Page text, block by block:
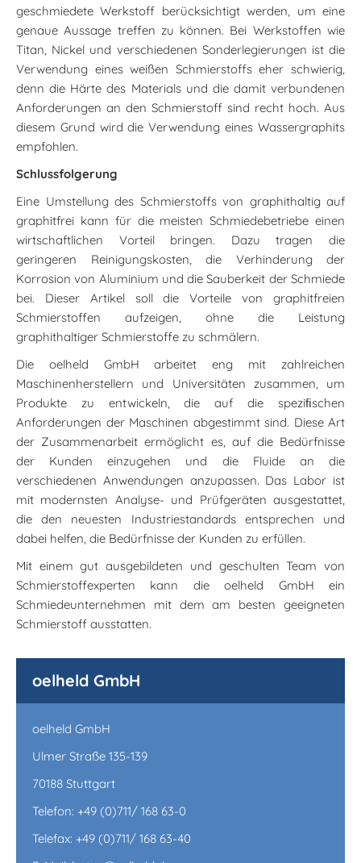
geschmiedete Werkstoff berücksichtigt werden, um eine
genaue Aussage treffen zu können. Bei Werkstoffen wie
Titan, Nickel und verschiedenen Sonderlegierungen ist die
Verwendung eines weißen Schmierstoffs eher schwierig,
denn die Härte des Materials und die damit verbundenen
Anforderungen an den Schmierstoff sind recht hoch. Aus
diesem Grund wird die Verwendung eines Wassergraphits
empfohlen.
Schlussfolgerung
Eine Umstellung des Schmierstoffs von graphithaltig auf
graphitfrei kann für die meisten Schmiedebetriebe einen
wirtschaftlichen Vorteil bringen. Dazu tragen die
geringeren Reinigungskosten, die Verhinderung der
Korrosion von Aluminium und die Sauberkeit der Schmiede
bei. Dieser Artikel soll die Vorteile von graphitfreien
Schmierstoffen aufzeigen, ohne die Leistung
graphithaltiger Schmierstoffe zu schmälern.
Die oelheld GmbH arbeitet eng mit zahlreichen
Maschinenherstellern und Universitäten zusammen, um
Produkte zu entwickeln, die auf die speziﬁschen
Anforderungen der Maschinen abgestimmt sind. Diese Art
der Zusammenarbeit ermöglicht es, auf die Bedürfnisse
der Kunden einzugehen und die Fluide an die
verschiedenen Anwendungen anzupassen. Das Labor ist
mit modernsten Analyse- und Prüfgeräten ausgestattet,
die den neuesten Industriestandards entsprechen und
dabei helfen, die Bedürfnisse der Kunden zu erfüllen.
Mit einem gut ausgebildeten und geschulten Team von
Schmierstoffexperten kann die oelheld GmbH ein
Schmiedeunternehmen mit dem am besten geeigneten
Schmierstoff ausstatten.
oelheld GmbH
oelheld GmbH
Ulmer Straße 135-139
70188 Stuttgart
Telefon: +49 (0)711/ 168 63-0
Telefax: +49 (0)711/ 168 63-40